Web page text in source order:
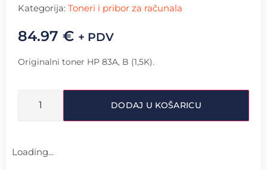
Kategorija: Toneri i pribor za računala
84.97 € + PDV
Originalni toner HP 83A, B (1,5K).
DODAJ U KOŠARICU
Loading...